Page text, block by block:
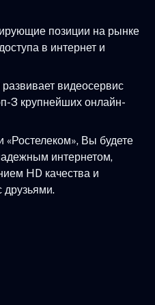
позиции на рынке
в интернет и
видеосервис
3 крупнейших онлайн-
«Ростелеком», Вы будете
интернетом,
HD качества и